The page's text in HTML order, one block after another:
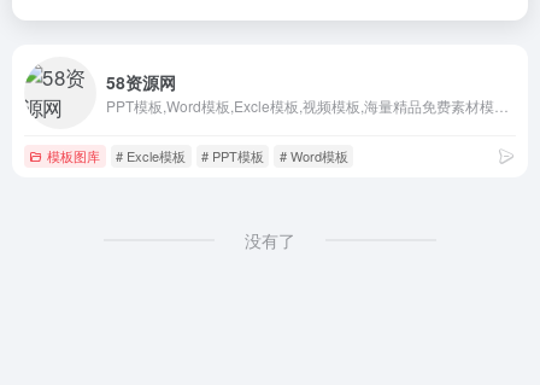
58资源网
模板图库 # Excle模板 # PPT模板 # Word模板
没有了